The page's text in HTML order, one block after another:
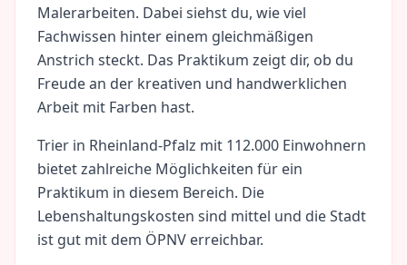
Malerarbeiten. Dabei siehst du, wie viel
Fachwissen hinter einem gleichmäßigen
Anstrich steckt. Das Praktikum zeigt dir, ob du
Freude an der kreativen und handwerklichen
Arbeit mit Farben hast.
Trier in Rheinland-Pfalz mit 112.000 Einwohnern
bietet zahlreiche Möglichkeiten für ein
Praktikum in diesem Bereich. Die
Lebenshaltungskosten sind mittel und die Stadt
ist gut mit dem ÖPNV erreichbar.